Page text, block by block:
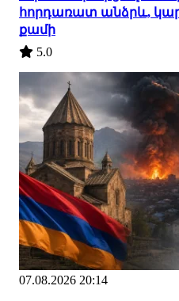
հորդառատ անձրև,
քամի
5.0
07.08.2026 20:14